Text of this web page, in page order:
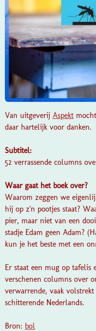
Van uitgeverij Aspekt
daar hartelijk voor danken.
Subtitel:
52 verrassende columns
Waar gaat het boek over?
Waarom zeggen we
hij op z'n pootjes staat?
pier, maar niet van een
stadje Edam geen Adam?
kun je het beste met een
Er staat een mug op tafelis
verschenen columns over
verwarrende, vaak
schitterende Nederlands.
Bron: bol